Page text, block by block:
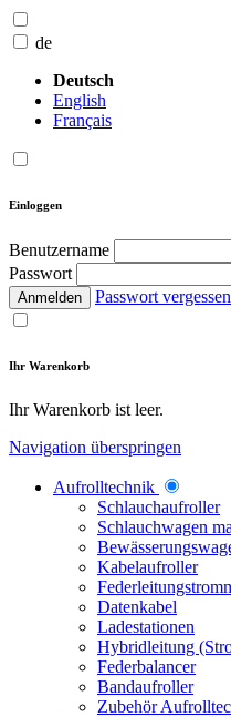
de
Deutsch
English
Français
Einloggen
Benutzername
Passwort
Anmelden Passwort
Ihr Warenkorb
Ihr Warenkorb ist leer.
Navigation überspringen
Aufrolltechnik
Schlauchaufroller
Schlauchwagen
Kabelaufroller
Datenkabel
Ladestationen
Hybridleitung
Federbalancer
Bandaufroller
Zubehör